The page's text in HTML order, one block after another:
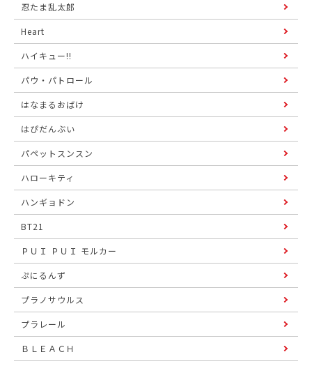
忍たま乱太郎
Heart
ハイキュー!!
パウ・パトロール
はなまるおばけ
はぴだんぶい
パペットスンスン
ハローキティ
ハンギョドン
BT21
ＰＵＩ ＰＵＩ モルカー
ぷにるんず
プラノサウルス
プラレール
ＢＬＥＡＣＨ